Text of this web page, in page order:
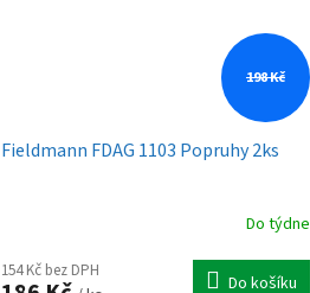
198 Kč
Fieldmann FDAG 1103 Popruhy 2ks
Do týdne
154 Kč bez DPH
Do košíku